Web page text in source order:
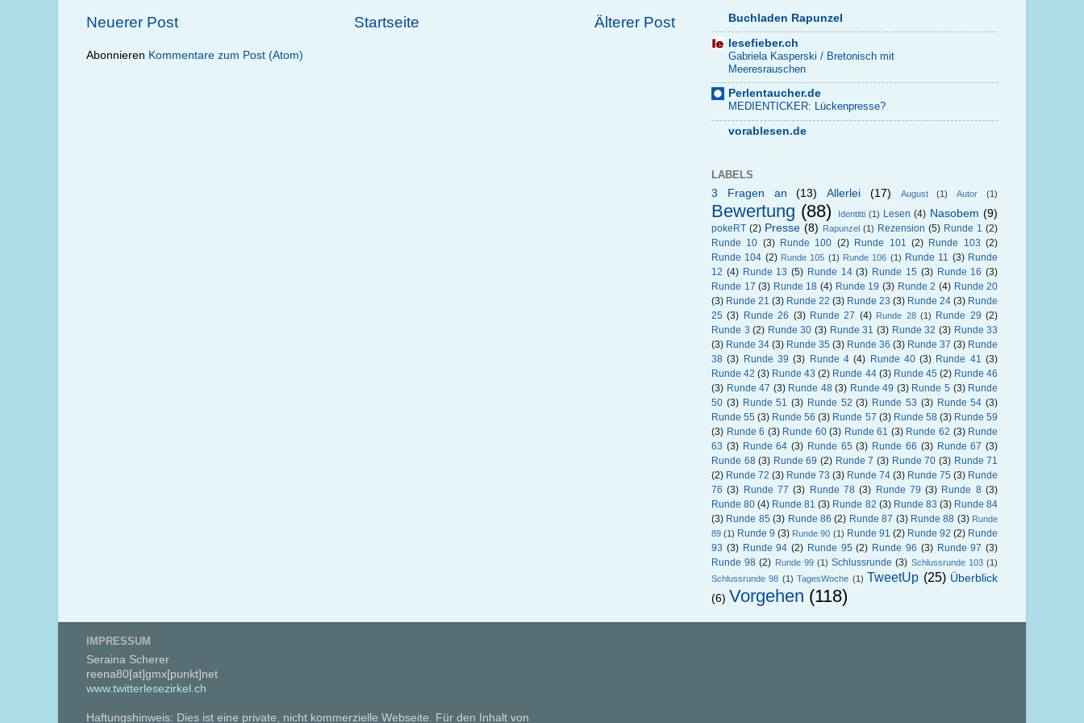
Neuerer Post Älterer Post
Startseite
Abonnieren Kommentare zum Post (Atom)
Buchladen Rapunzel
lesefieber.ch
Gabriela Kasperski / Bretonisch mit
Meeresrauschen
Perlentaucher.de
MEDIENTICKER: Lückenpresse?
vorablesen.de
LABELS
3 Fragen an
(13) Allerlei (17) August (1) Autor (1)
Bewertung (88) Identitti (1) Lesen (4) Nasobem (9)
pokeRT (2) Presse (8) Rapunzel (1) Rezension (5) Runde 1 (2)
Runde 10 (3) Runde 100 (2) Runde 101 (2) Runde 103 (2)
Runde 104 (2) Runde 105 (1) Runde 106 (1) Runde 11 (3) Runde
12 (4) Runde 13 (5) Runde 14 (3) Runde 15 (3) Runde 16 (3)
Runde 17 (3) Runde 18 (4) Runde 19 (3) Runde 2 (4) Runde 20
(3) Runde 21 (3) Runde 22 (3) Runde 23 (3) Runde 24 (3) Runde
25 (3) Runde 26 (3) Runde 27 (4) Runde 28 (1) Runde 29 (2)
Runde 3 (2) Runde 30 (3) Runde 31 (3) Runde 32 (3) Runde 33
(3) Runde 34 (3) Runde 35 (3) Runde 36 (3) Runde 37 (3) Runde
38 (3) Runde 39 (3) Runde 4 (4) Runde 40 (3) Runde 41 (3)
Runde 42 (3) Runde 43 (2) Runde 44 (3) Runde 45 (2) Runde 46
(3) Runde 47 (3) Runde 48 (3) Runde 49 (3) Runde 5 (3) Runde
50 (3) Runde 51 (3) Runde 52 (3) Runde 53 (3) Runde 54 (3)
Runde 55 (3) Runde 56 (3) Runde 57 (3) Runde 58 (3) Runde 59
(3) Runde 6 (3) Runde 60 (3) Runde 61 (3) Runde 62 (3) Runde
63 (3) Runde 64 (3) Runde 65 (3) Runde 66 (3) Runde 67 (3)
Runde 68 (3) Runde 69 (2) Runde 7 (3) Runde 70 (3) Runde 71
(2) Runde 72 (3) Runde 73 (3) Runde 74 (3) Runde 75 (3) Runde
76 (3) Runde 77 (3) Runde 78 (3) Runde 79 (3) Runde 8 (3)
Runde 80 (4) Runde 81 (3) Runde 82 (3) Runde 83 (3) Runde 84
(3) Runde 85 (3) Runde 86 (2) Runde 87 (3) Runde 88 (3) Runde
89 (1) Runde 9 (3) Runde 90 (1) Runde 91 (2) Runde 92 (2) Runde
93 (3) Runde 94 (2) Runde 95 (2) Runde 96 (3) Runde 97 (3)
Runde 98 (2) Runde 99 (1) Schlussrunde (3) Schlussrunde 103 (1)
Schlussrunde 98 (1) TagesWoche (1) TweetUp (25) Überblick
(6) Vorgehen (118)
IMPRESSUM
Seraina Scherer
reena80[at]gmx[punkt]net
www.twitterlesezirkel.ch
Haftungshinweis: Dies ist eine private, nicht kommerzielle Webseite. Für den Inhalt von